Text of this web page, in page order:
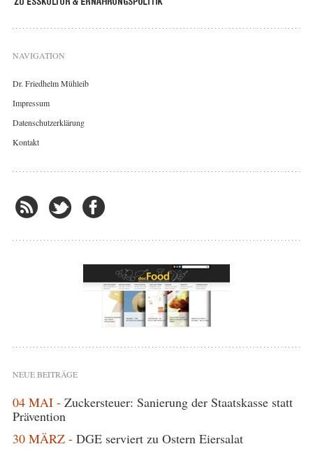
NAVIGATION
Dr. Friedhelm Mühleib
Impressum
Datenschutzerklärung
Kontakt
NEUE BEITRÄGE
04 MAI - Zuckersteuer: Sanierung der Staatskasse statt
Prävention
30 MÄRZ - DGE serviert zu Ostern Eiersalat